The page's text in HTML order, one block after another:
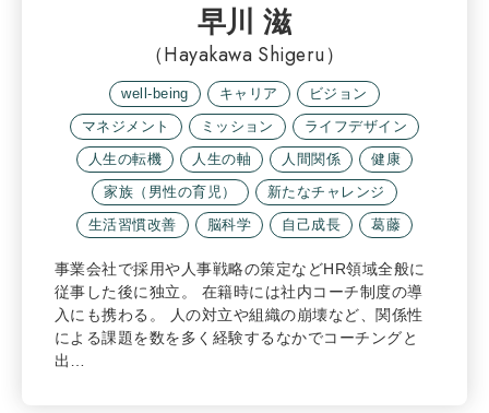
早川 滋
（Hayakawa Shigeru）
well-being キャリア
ビジョン
マネジメント
ミッション
ライフデザイン
人生の転機
人生の軸 人間関係
健康
家族（男性の育児）
新たなチャレンジ
生活習慣改善
脳科学 自己成長 葛藤
事業会社で採用や人事戦略の策定などHR領域全般に
従事した後に独立。 在籍時には社内コーチ制度の導
入にも携わる。 人の対立や組織の崩壊など、関係性
による課題を数を多く経験するなかでコーチングと
出…